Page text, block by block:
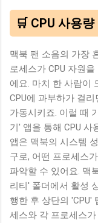
🛒 CPU 사용
맥북 팬 소음의 가장
로세스가 CPU 자원
에요. 마치 한 사람이
CPU에 과부하가 걸
가동시키죠. 이럴 때
기' 앱을 통해 CPU 사
앱은 맥북의 시스템
구로, 어떤 프로세스
파악할 수 있어요. 맥
리티' 폴더에서 활성
행한 후 상단의 'CPU'
세스와 각 프로세스